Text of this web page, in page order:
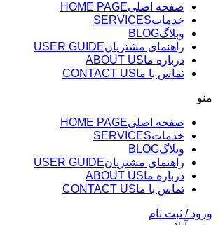
صفحه اصلیHOME PAGE
خدماتSERVICES
وبلاگBLOG
راهنمای مشتریانUSER GUIDE
درباره ماABOUT US
تماس با ماCONTACT US
منو
صفحه اصلیHOME PAGE
خدماتSERVICES
وبلاگBLOG
راهنمای مشتریانUSER GUIDE
درباره ماABOUT US
تماس با ماCONTACT US
ورود / ثبت نام